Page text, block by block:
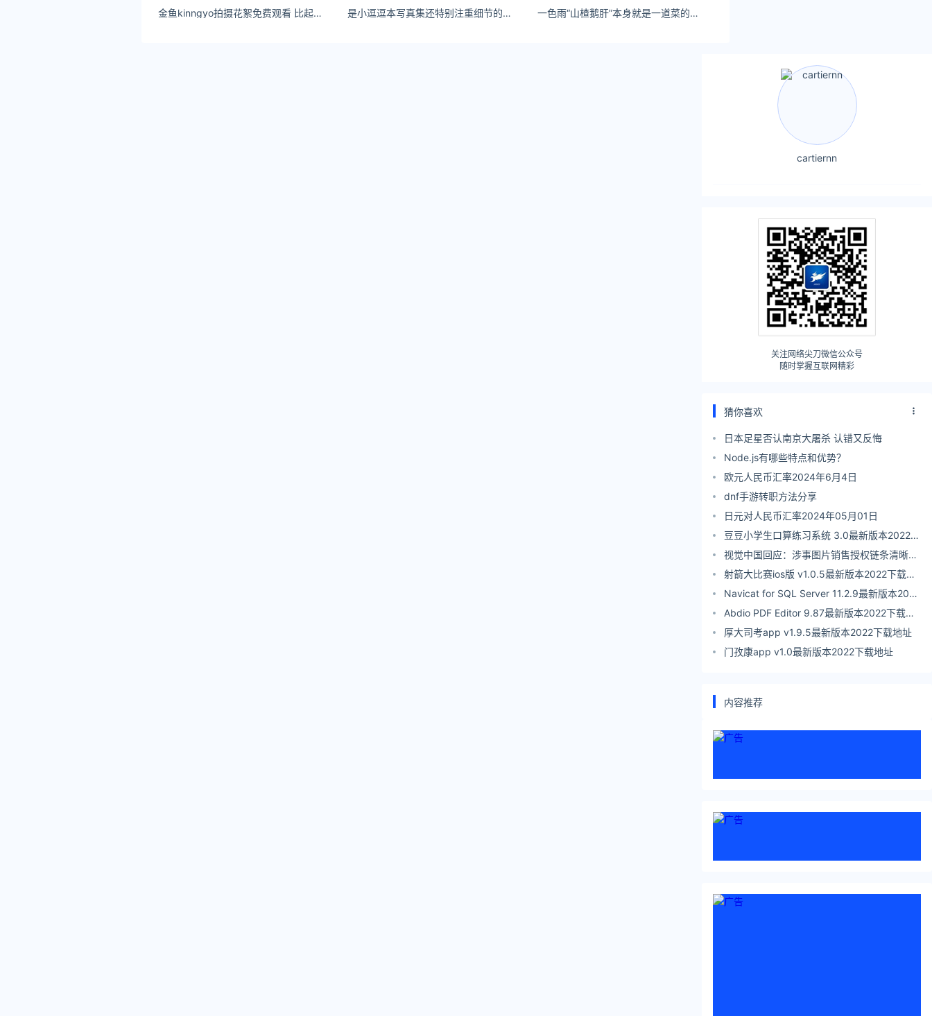
金鱼kinngyo拍摄花絮免费观看 比起情书我更需要录取通知书。 是小逗逗本写真集还特别注重细节的呈现。 一色雨“山楂鹅肝”本身就是一道菜的名字。
cartiernn
关注网络尖刀微信公众号
随时掌握互联网精彩
猜你喜欢
日本足星否认南京大屠杀 认错又反悔
Node.js有哪些特点和优势？
欧元人民币汇率2024年6月4日
dnf手游转职方法分享
日元对人民币汇率2024年05月01日
豆豆小学生口算练习系统 3.0最新版本2022下
载地址
视觉中国回应：涉事图片销售授权链条清晰完
整，会妥善处理
射箭大比赛ios版 v1.0.5最新版本2022下载地
址
Navicat for SQL Server 11.2.9最新版本2022
下载地址
Abdio PDF Editor 9.87最新版本2022下载地
址
厚大司考app v1.9.5最新版本2022下载地址
门孜康app v1.0最新版本2022下载地址
内容推荐